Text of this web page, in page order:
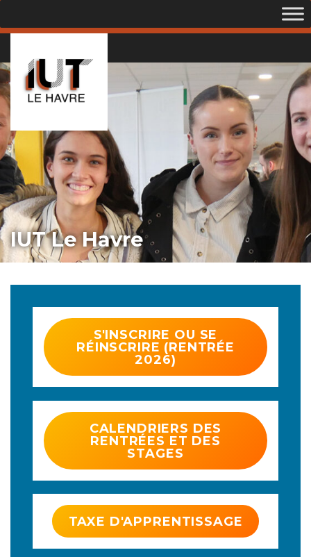
IUT Le Havre
S'INSCRIRE OU SE
RÉINSCRIRE (RENTRÉE
2026)
CALENDRIERS DES
RENTRÉES ET DES
STAGES
TAXE D'APPRENTISSAGE